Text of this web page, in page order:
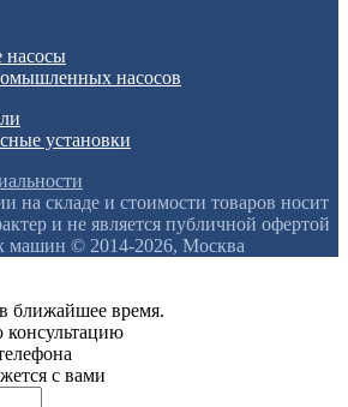
насосов
установки
на складе и стоимости товаров носит
и не является публичной офертой
машин © 2014-2026, Москва
ближайшее время.
консультацию
с вами